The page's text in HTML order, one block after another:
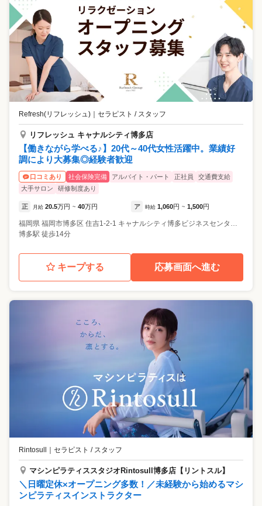
Refresh(リフレッシュ) セラピスト / スタッフ
リフレッシュ キャナルシティ博多店
【働きながら学べる♪】20代～40代女性活躍中。業績好
調により大募集◎経験者歓迎
口コミあり 社会保険完備 アルバイト・パート 正社員
交通費支給
大手サロン
研修制度あり
正 月給 20.5万円 ~ 40万円 ア 時給 1,060円 ~ 1,500円
福岡県 福岡市博多区 住吉1-2-1 キャナルシティ博多ビジネスセンタービルB1F
博多駅 徒歩14分
キープする 応募画面へ進む
Rintosull ｜ セラピスト / スタッフ
マシンピラティススタジオRintosull博多店【リントスル】
＼日曜定休×オープニング多数！／未経験から始めるマシ
ンピラティスインストラクター